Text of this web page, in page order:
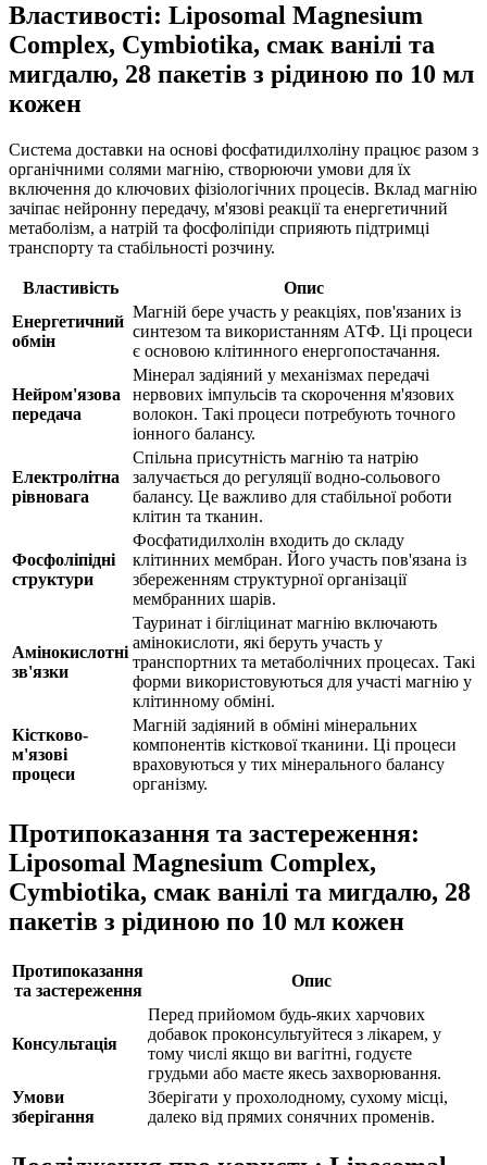
Властивості: Liposomal Magnesium
Complex, Cymbiotika, смак ванілі та
мигдалю, 28 пакетів з рідиною по 10 мл
кожен
Система доставки на основі фосфатидилхоліну працює разом з
органічними солями магнію, створюючи умови для їх
включення до ключових фізіологічних процесів. Вклад магнію
зачіпає нейронну передачу, м'язові реакції та енергетичний
метаболізм, а натрій та фосфоліпіди сприяють підтримці
транспорту та стабільності розчину.
Властивість
Опис
Енергетичний
обмін
Магній бере участь у реакціях, пов'язаних із
синтезом та використанням АТФ. Ці процеси
є основою клітинного енергопостачання.
Нейром'язова
передача
Мінерал задіяний у механізмах передачі
нервових імпульсів та скорочення м'язових
волокон. Такі процеси потребують точного
іонного балансу.
Електролітна
рівновага
Спільна присутність магнію та натрію
залучається до регуляції водно-сольового
балансу. Це важливо для стабільної роботи
клітин та тканин.
Фосфоліпідні
структури
Фосфатидилхолін входить до складу
клітинних мембран. Його участь пов'язана із
збереженням структурної організації
мембранних шарів.
Амінокислотні
зв'язки
Тауринат і бігліцинат магнію включають
амінокислоти, які беруть участь у
транспортних та метаболічних процесах. Такі
форми використовуються для участі магнію у
клітинному обміні.
Кістково-
м'язові
процеси
Магній задіяний в обміні мінеральних
компонентів кісткової тканини. Ці процеси
враховуються у тих мінерального балансу
організму.
Протипоказання та застереження:
Liposomal Magnesium Complex,
Cymbiotika, смак ванілі та мигдалю, 28
пакетів з рідиною по 10 мл кожен
Протипоказання
та застереження
Опис
Консультація
Перед прийомом будь-яких харчових
добавок проконсультуйтеся з лікарем, у
тому числі якщо ви вагітні, годуєте
грудьми або маєте якесь захворювання.
Умови
зберігання
Зберігати у прохолодному, сухому місці,
далеко від прямих сонячних променів.